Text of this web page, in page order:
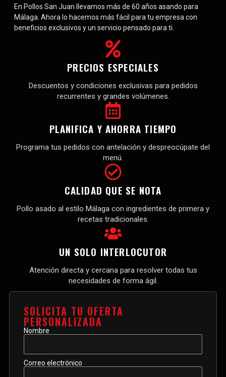
En Pollos San Juan llevamos más de 60 años asando para
Málaga. Ahora lo hacemos más fácil para tu empresa con
beneficios exclusivos y un servicio pensado para ti.
PRECIOS ESPECIALES
Descuentos y condiciones exclusivas para pedidos
recurrentes y grandes volúmenes.
PLANIFICA Y AHORRA TIEMPO
Programa tus pedidos con antelación y despreocúpate del
menú.
CALIDAD QUE SE NOTA
Pollo asado al estilo Málaga con ingredientes de primera y
recetas tradicionales.
UN SOLO INTERLOCUTOR
Atención directa y cercana para resolver todas tus
necesidades de forma ágil.
SOLICITA TU OFERTA
PERSONALIZADA
Nombre
Correo electrónico